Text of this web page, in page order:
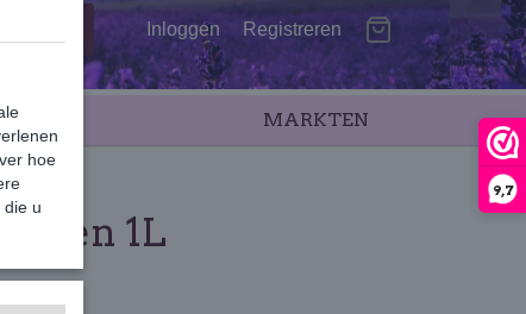
9,7
Inloggen Registreren
MARKTEN
SALE
1L
hoe
die u